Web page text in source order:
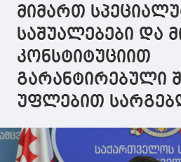
მიმართ
საშუალებები და
კონსტიტუციით
გარანტირებული
უფლებით